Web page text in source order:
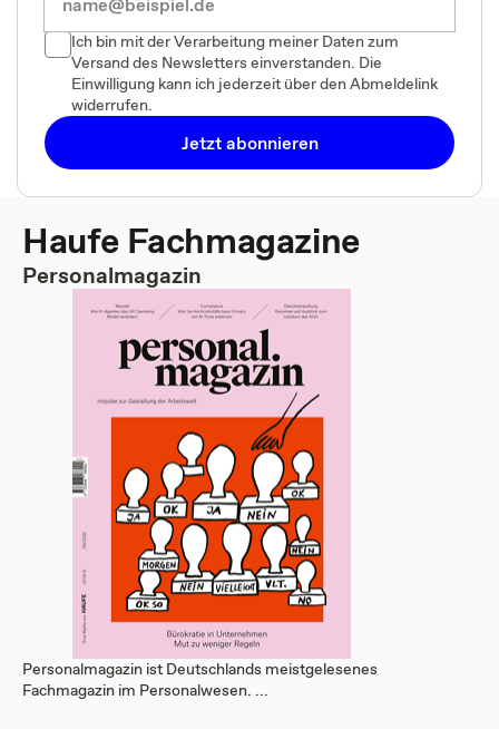
Ich bin mit der Verarbeitung meiner Daten zum
Versand des Newsletters einverstanden. Die
Einwilligung kann ich jederzeit über den Abmeldelink
widerrufen.
Jetzt abonnieren
Haufe Fachmagazine
Personalmagazin
Personalmagazin ist Deutschlands meistgelesenes
Fachmagazin im Personalwesen. ...